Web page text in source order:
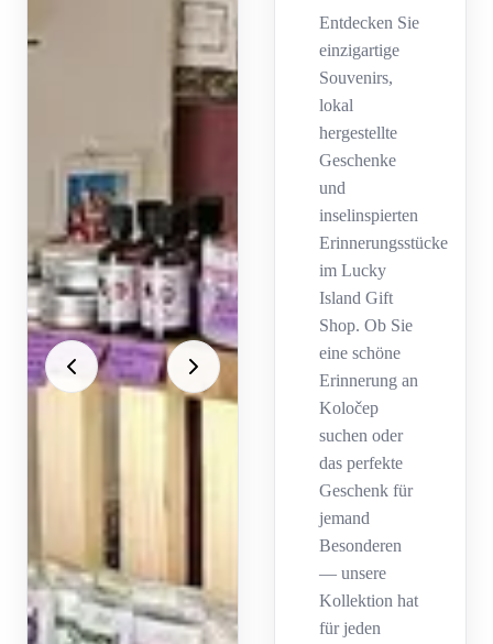
Entdecken Sie
einzigartige
Souvenirs,
lokal
hergestellte
Geschenke
und
inselinspierten
Erinnerungsstücke
im Lucky
Island Gift
Shop. Ob Sie
eine schöne
Erinnerung an
Koločep
suchen oder
das perfekte
Geschenk für
jemand
Besonderen
— unsere
Kollektion hat
für jeden